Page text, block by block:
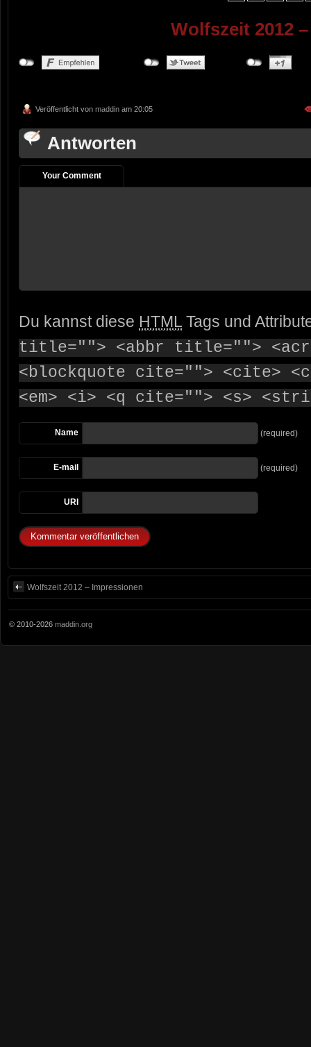
Wolfszeit 2012
Veröffentlicht von maddin am 20:05
Antworten
Your Comment
Du kannst diese HTML Tags und
title=""> <abbr title="">
<blockquote cite=""> <cite>
<em> <i> <q cite=""> <s>
Name (required)
E-mail (required)
URI
Wolfszeit 2012 – Impressionen
© 2010-2026 maddin.org